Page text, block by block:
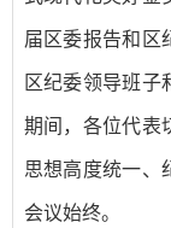
届区委报告和区
区纪委领导班子
期间，各位代表
思想高度统一、
会议始终。